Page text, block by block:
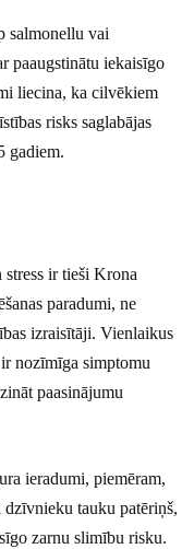
salmonellu vai
paaugstinātu iekaisīgo
liecina, ka cilvēkiem
risks saglabājas
gadiem.
ir tieši Krona
paradumi, ne
izraisītāji. Vienlaikus
ir nozīmīga simptomu
paasinājumu
ieradumi, piemēram,
dzīvnieku tauku patēriņš,
zarnu slimību risku.